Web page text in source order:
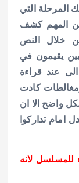
المرحلة التي
2007 ، الا ان من المهم كشف
خلال النص
يقيمون في
عند قراءة
كادت
واضح الا ان
امام تداركوا
لانه